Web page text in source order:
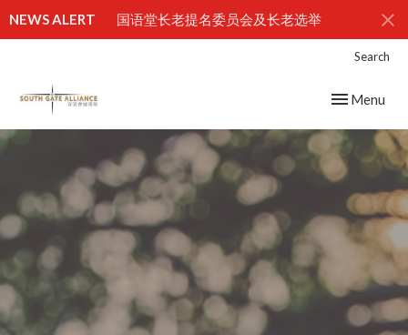
NEWS ALERT 国语堂长老提名委员会及长老选举
Search
Toggle
Menu